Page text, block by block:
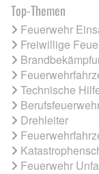
Top-Themen
Feuerwehr
Freiwillige
Technische
Drehleiter
Feuerwehr